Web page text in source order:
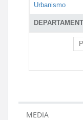
Urbanismo
MEDIA